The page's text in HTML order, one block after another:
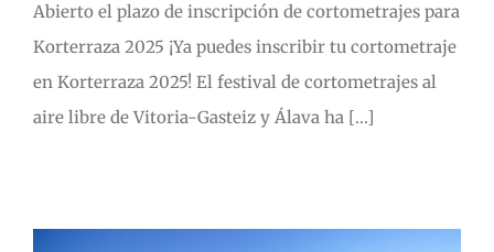
Abierto el plazo de inscripción de cortometrajes para
Korterraza 2025 ¡Ya puedes inscribir tu cortometraje
en Korterraza 2025! El festival de cortometrajes al
aire libre de Vitoria-Gasteiz y Álava ha [...]